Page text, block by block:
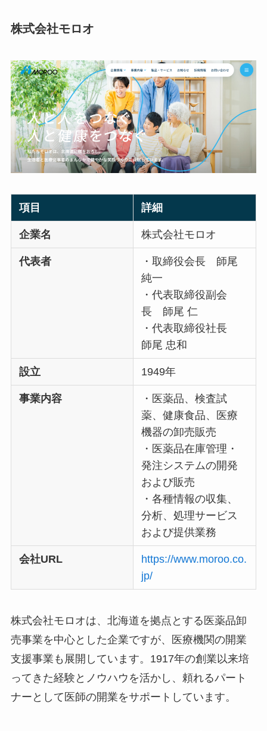
株式会社モロオ
項目 詳細
企業名 株式会社モロオ
代表者
・取締役会長 師尾
純一
・代表取締役副会
長 師尾 仁
・代表取締役社長
師尾 忠和
設立 1949年
事業内容
・医薬品、検査試
薬、健康食品、医療
機器の卸売販売
・医薬品在庫管理・
発注システムの開発
および販売
・各種情報の収集、
分析、処理サービス
および提供業務
会社URL
https://www.moroo.co.
jp/
株式会社モロオは、北海道を拠点とする医薬品卸
売事業を中心とした企業ですが、医療機関の開業
支援事業も展開しています。1917年の創業以来培
ってきた経験とノウハウを活かし、頼れるパート
ナーとして医師の開業をサポートしています。